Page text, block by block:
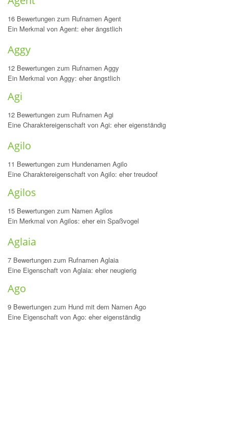
16 Bewertungen zum Rufnamen Agent
Ein Merkmal von Agent: eher ängstlich
Aggy
12 Bewertungen zum Rufnamen Aggy
Ein Merkmal von Aggy: eher ängstlich
Agi
12 Bewertungen zum Rufnamen Agi
Eine Charaktereigenschaft von Agi: eher eigenständig
Agilo
11 Bewertungen zum Hundenamen Agilo
Eine Charaktereigenschaft von Agilo: eher treudoof
Agilos
15 Bewertungen zum Namen Agilos
Ein Merkmal von Agilos: eher ein Spaßvogel
Aglaia
7 Bewertungen zum Rufnamen Aglaia
Eine Eigenschaft von Aglaia: eher neugierig
Ago
9 Bewertungen zum Hund mit dem Namen Ago
Eine Eigenschaft von Ago: eher eigenständig